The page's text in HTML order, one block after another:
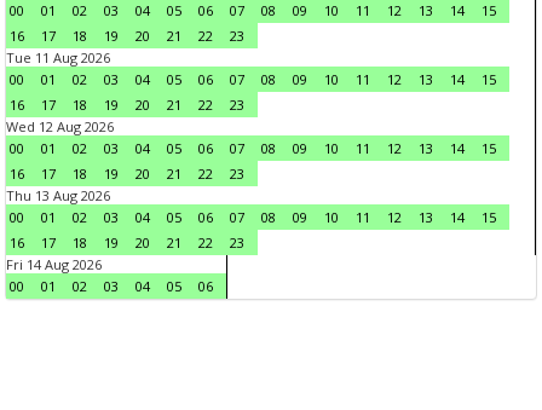
00
01 02 03 04 05 06 07 08 09 10 11 12 13 14
15
16
17 18 19 20 21 22
23
Tue 11 Aug 2026
00
01 02 03 04 05 06 07 08 09 10 11 12 13 14
15
16
17 18 19 20 21 22
23
Wed 12 Aug 2026
00
01 02 03 04 05 06 07 08 09 10 11 12 13 14
15
16
17 18 19 20 21 22
23
Thu 13 Aug 2026
00
01 02 03 04 05 06 07 08 09 10 11 12 13 14
15
16
17 18 19 20 21 22
23
Fri 14 Aug 2026
00
01 02 03 04 05 06